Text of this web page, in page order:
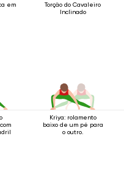
em
Torção do Cavaleiro
Inclinado
Kriya: rolamento
baixo de um pé para
o outro.